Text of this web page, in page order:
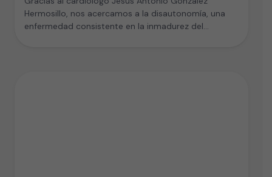
Hermosillo, nos acercamos a la disautonomía, una
enfermedad consistente en la inmadurez del